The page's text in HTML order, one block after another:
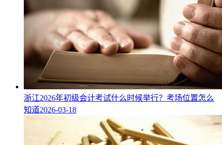
浙江2026年初级会计考试什么时候举行？考场位置怎么
知道2026-03-18